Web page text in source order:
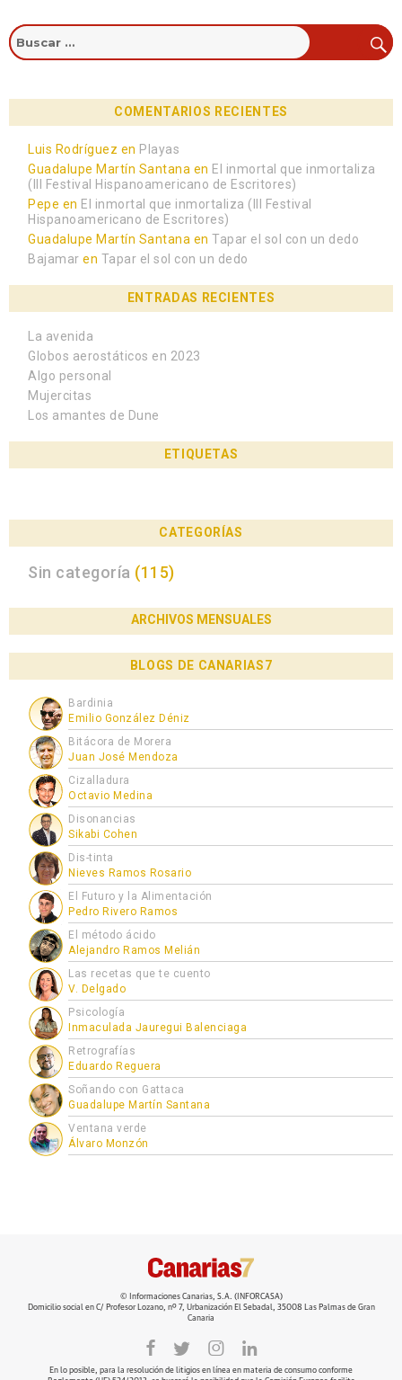
COMENTARIOS RECIENTES
Luis Rodríguez en Playas
Guadalupe Martín Santana en El inmortal que inmortaliza
(III Festival Hispanoamericano de Escritores)
Pepe en El inmortal que inmortaliza (III Festival
Hispanoamericano de Escritores)
Guadalupe Martín Santana enTapar el sol con un dedo
Bajamar en Tapar el sol con un dedo
ENTRADAS RECIENTES
La avenida
Globos aerostáticos en 2023
Algo personal
Mujercitas
Los amantes de Dune
ETIQUETAS
CATEGORÍAS
Sin categoría (115)
ARCHIVOS MENSUALES
BLOGS DE CANARIAS7
Bardinia
Emilio González Déniz
Bitácora de Morera
Juan José Mendoza
Cizalladura
Octavio Medina
Disonancias
Sikabi Cohen
Dis-tinta
Nieves Ramos Rosario
El Futuro y la Alimentación
Pedro Rivero Ramos
El método ácido
Alejandro Ramos Melián
Las recetas que te cuento
V. Delgado
Psicología
Inmaculada Jauregui Balenciaga
Retrografías
Eduardo Reguera
Soñando con Gattaca
Guadalupe Martín Santana
Ventana verde
Álvaro Monzón
© Informaciones Canarias, S.A. (INFORCASA)
Domicilio social en C/ Profesor Lozano, nº 7, Urbanización El Sebadal, 35008 Las Palmas de Gran
Canaria
En lo posible, para la resolución de litigios en línea en materia de consumo conforme